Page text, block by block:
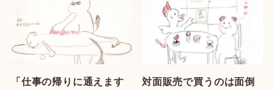
「仕事の帰りに通えます
対面販売で買うのは面倒